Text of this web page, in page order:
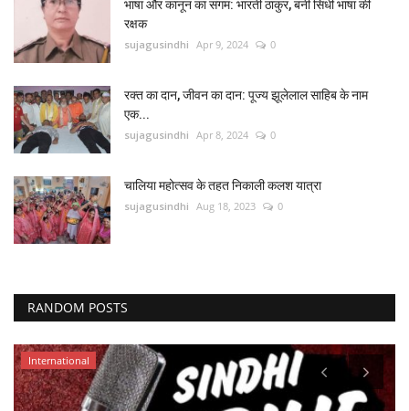
भाषा और कानून का संगम: भारती ठाकुर, बनी सिंधी भाषा की
रक्षक
sujagusindhi Apr 9, 2024 0
रक्त का दान, जीवन का दान: पूज्य झूलेलाल साहिब के नाम
एक...
sujagusindhi Apr 8, 2024 0
चालिया महोत्सव के तहत निकाली कलश यात्रा
sujagusindhi Aug 18, 2023 0
RANDOM POSTS
International